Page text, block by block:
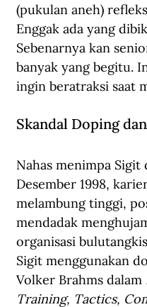
(pukulan aneh)
Enggak ada yang
Sebenarnya kan
banyak yang begitu.
ingin beratraksi saat
Skandal Doping
Nahas menimpa
Desember 1998,
melambung tinggi,
mendadak
organisasi
Sigit menggunakan
Volker Brahms dalam
Training, Tactics,